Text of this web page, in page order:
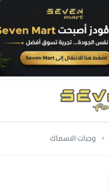
وجبات الاسماك